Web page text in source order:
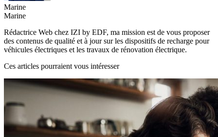
Marine
Marine
Rédactrice Web chez IZI by EDF, ma mission est de vous proposer
des contenus de qualité et à jour sur les dispositifs de recharge pour
véhicules électriques et les travaux de rénovation électrique.
Ces articles pourraient vous intéresser